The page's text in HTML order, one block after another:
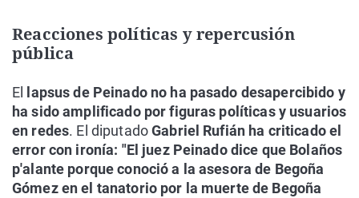
Reacciones políticas y repercusión
pública
El
lapsus de Peinado no ha pasado desapercibido y
ha sido amplificado por figuras políticas y usuarios
en redes. El diputadoGabriel Rufián ha criticado el
error con ironía: "El juez Peinado dice que Bolaños
p'alante porque conoció a la asesora de Begoña
Gómez en el tanatorio por la muerte de Begoña